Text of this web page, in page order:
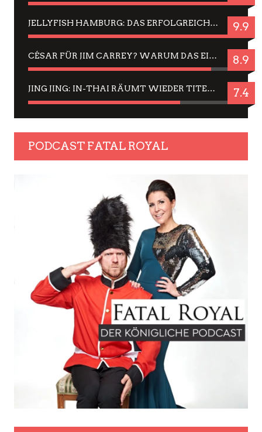
JELLYFISH HAMBURG: DAS ERFOLGREICHE SOMMER-MENÜ 2025 IN GEFÜHLEN UND BILDERN 9.9
CÉSAR FÜR JIM CARREY? WARUM DAS EINER DER NERVIGSTEN ACTORS IST UND BLEIBT 8.9
JING JING: IN-THAI RÄUMT WIEDER TITEL AB – EIN ZWEI-STUNDEN-ERLEBNISBERICHT 7.4
PODCAST FATAL ROYAL